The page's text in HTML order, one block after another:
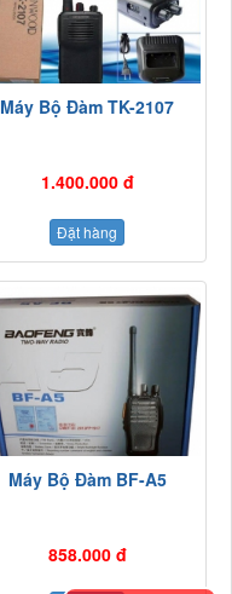
Máy Bộ Đàm TK-2107
1.400.000 đ
Đặt hàng
Máy Bộ Đàm BF-A5
858.000 đ